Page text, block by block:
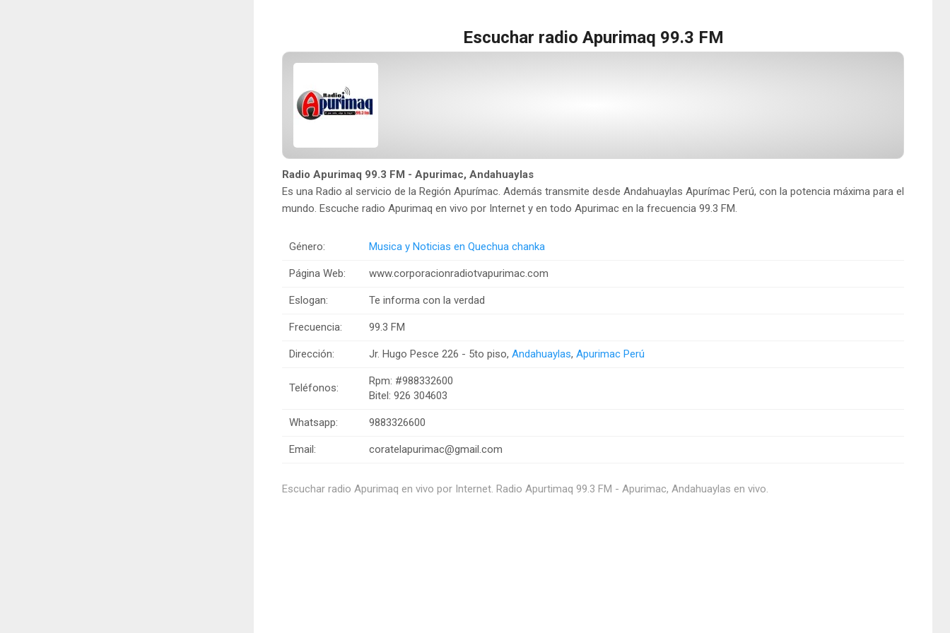
Escuchar radio Apurimaq 99.3 FM
Radio Apurimaq 99.3 FM - Apurimac, Andahuaylas
Es una Radio al servicio de la Región Apurímac. Además transmite desde Andahuaylas Apurímac Perú, con la potencia máxima para el
mundo. Escuche radio Apurimaq en vivo por Internet y en todo Apurimac en la frecuencia 99.3 FM.
Género: Musica y Noticias en Quechua chanka
Página Web: www.corporacionradiotvapurimac.com
Eslogan: Te informa con la verdad
Frecuencia: 99.3 FM
Dirección: Jr. Hugo Pesce 226 - 5to piso, Andahuaylas, Apurimac Perú
Teléfonos:
Rpm: #988332600
Bitel: 926 304603
Whatsapp: 9883326600
Email: coratelapurimac@gmail.com
Escuchar radio Apurimaq en vivo por Internet. Radio Apurtimaq 99.3 FM - Apurimac, Andahuaylas en vivo.